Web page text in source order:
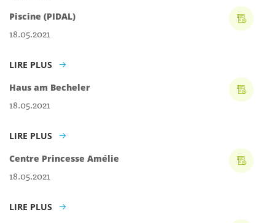
Piscine (PIDAL)
18.05.2021
LIRE PLUS
Haus am Becheler
18.05.2021
LIRE PLUS
Centre Princesse Amélie
18.05.2021
LIRE PLUS